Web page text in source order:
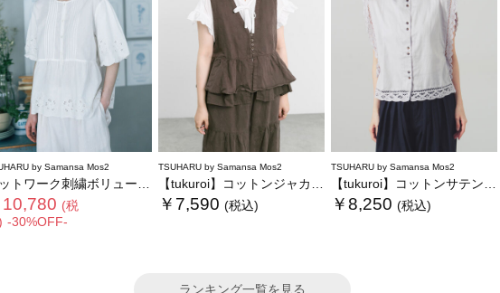
by Samansa Mos2
トワーク刺繍ボリューム袖ブラウス
10,780 (税
-30%OFF-
TSUHARU by Samansa Mos2
【tukuroi】コットンジャカード製品染めベスト《WEB限定》
￥7,590 (税込)
TSUHARU by Samansa Mos2
【tukuroi】コットンサテンバテンレースベスト
￥8,250 (税込)
ランキング一覧を見る